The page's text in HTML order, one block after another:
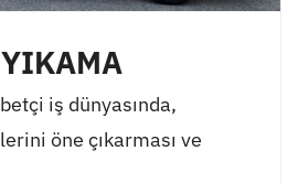
iş dünyasında,
öne çıkarması ve